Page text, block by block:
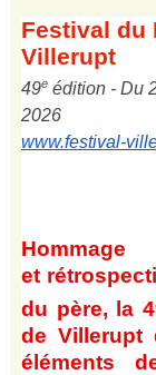
Festival du
Villerupt
49e édition - Du
2026
www.festival-
et
du père, la
de Villerupt
éléments